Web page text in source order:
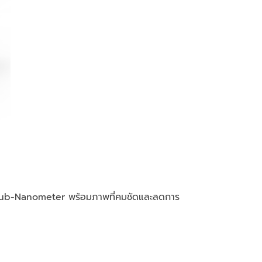
Nanometer พร้อมภาพที่คมชัดและลดการ